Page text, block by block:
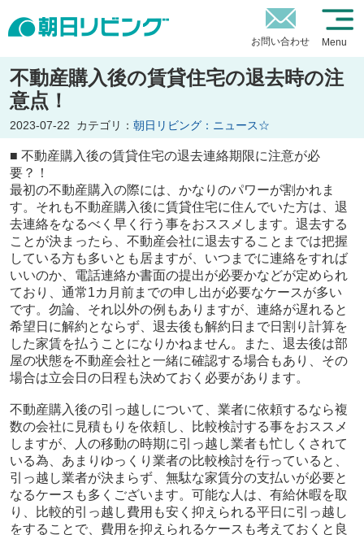
お問い合わせ Menu
不動産購入後の賃貸住宅の退去時の注
意点！
2023-07-22 カテゴリ： 朝日リビング：ニュース☆
■ 不動産購入後の賃貸住宅の退去連絡期限に注意が必
要？！
最初の不動産購入の際には、かなりのパワーが割かれま
す。それも不動産購入後に賃貸住宅に住んでいた方は、退
去連絡をなるべく早く行う事をおススメします。退去する
ことが決まったら、不動産会社に退去することまでは把握
している方も多いとも居ますが、いつまでに連絡をすれば
いいのか、電話連絡か書面の提出が必要かなどが定められ
ており、通常1カ月前までの申し出が必要なケースが多い
です。勿論、それ以外の例もありますが、連絡が遅れると
希望日に解約とならず、退去後も解約日まで日割り計算を
した家賃を払うことになりかねません。また、退去後は部
屋の状態を不動産会社と一緒に確認する場合もあり、その
場合は立会日の日程も決めておく必要があります。
不動産購入後の引っ越しについて、業者に依頼するなら複
数の会社に見積もりを依頼し、比較検討する事をおススメ
しますが、人の移動の時期に引っ越し業者も忙しくされて
いる為、あまりゆっくり業者の比較検討を行っていると、
引っ越し業者が決まらず、無駄な家賃分の支払いが必要と
なるケースも多くございます。可能な人は、有給休暇を取
り、比較的引っ越し費用も安く抑えられる平日に引っ越し
をすることで、費用を抑えられるケースも考えておくと良